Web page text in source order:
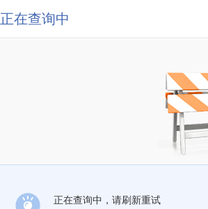
正在查询中
正在查询中，请刷新重试